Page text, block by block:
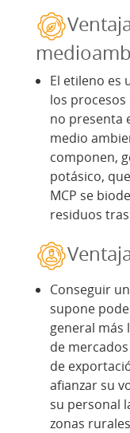
El etileno es
los
no presenta
medio
componen,
potásico,
MCP se
residuos
Conseguir
supone
general más
de
de
afianzar su
su personal
zonas